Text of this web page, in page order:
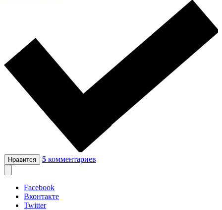
Нравится 5 комментариев
Facebook
Вконтакте
Twitter